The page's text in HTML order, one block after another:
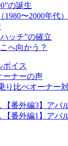
の誕生
〜2000年代）
ッチ”の確立
へ向かう？
ボイス
ーナーの声
り比べオーナー
番外編3】アバ
【番外編1】アバ